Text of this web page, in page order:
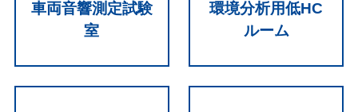
車両音響測定試験
室
環境分析用低HC
ルーム